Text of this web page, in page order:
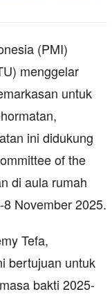
(PMI)
menggelar
untuk
ini didukung
of the
di aula rumah
November 2025.
Tefa,
bertujuan untuk
bakti 2025-